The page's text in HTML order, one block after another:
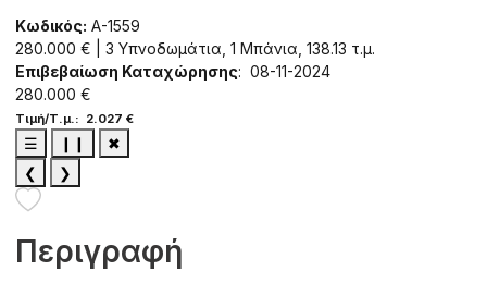
Κωδικός: A-1559
280.000 € | 3 Υπνοδωμάτια, 1 Μπάνια, 138.13 τ.μ.
Επιβεβαίωση Καταχώρησης: 08-11-2024
280.000 €
Τιμή/Τ.μ.: 2.027 €
☰ ❙❙
✖
❮
❯
Περιγραφή